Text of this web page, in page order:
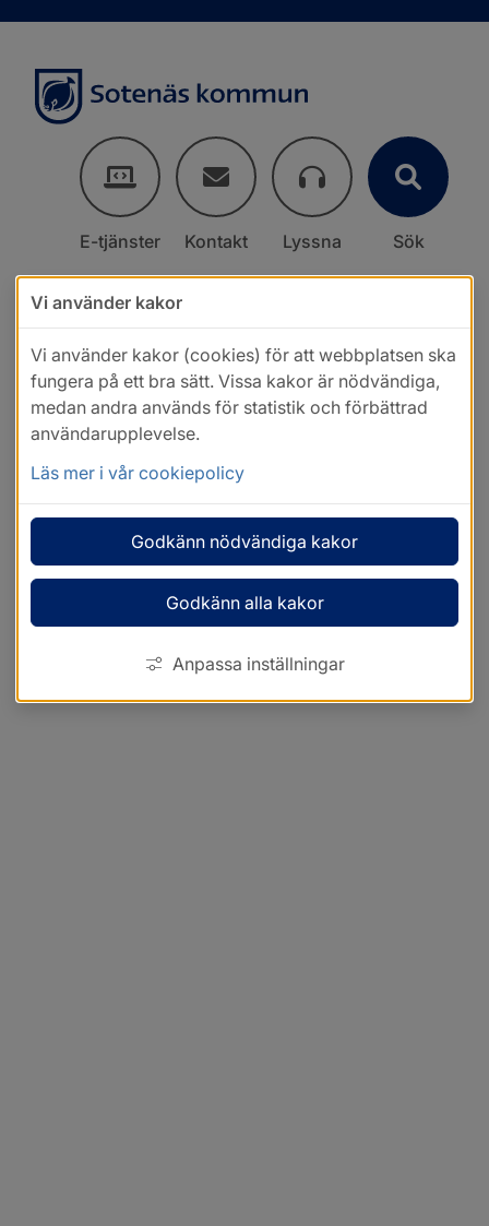
E-tjänster Kontakt Lyssna Sök
Vi använder kakor
Vi använder kakor (cookies) för att webbplatsen ska
fungera på ett bra sätt. Vissa kakor är nödvändiga,
medan andra används för statistik och förbättrad
användarupplevelse.
Läs mer i vår cookiepolicy
Godkänn nödvändiga kakor
Godkänn alla kakor
Anpassa inställningar